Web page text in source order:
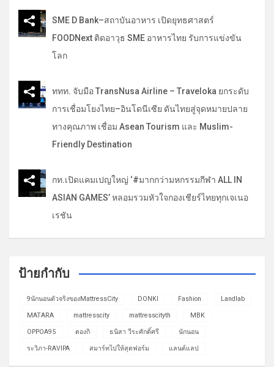
SME D Bank–สถาบันอาหาร เปิดยุทธศาสตร์
FOODNext ติดอาวุธ SME อาหารไทย รับการแข่งขัน
โลก
ททท. จับมือ TransNusa Airline – Traveloka ยกระดับ
การเชื่อมโยงไทย–อินโดนีเซีย ดันไทยสู่จุดหมายปลาย
ทางคุณภาพ เชื่อม Asean Tourism และ Muslim-
Friendly Destination
กท.เปิดแคมเปญใหญ่ ‘#มากกว่ามหกรรมกีฬา ALL IN
ASIAN GAMES’ หลอมรวมหัวใจกองเชียร์ไทยทุกเจเนอ
เรชัน
ป้ายกำกับ
9นักนอนตัวจริงของMattressCity DONKI Fashion Landlab
MATARA mattresscity mattresscityth MBK
OPPOA95 ดองกิ ธนิสา วีระศักดิ์ศรี นักนอน
ระวิภา-RAVIPA สมาร์ทไปให้สุดฟอร์ม แลนด์แลป